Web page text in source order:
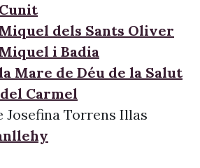
dels Sants Oliver
i Badia
Mare de Déu de la Salut
Carmel
Josefina Torrens Illas